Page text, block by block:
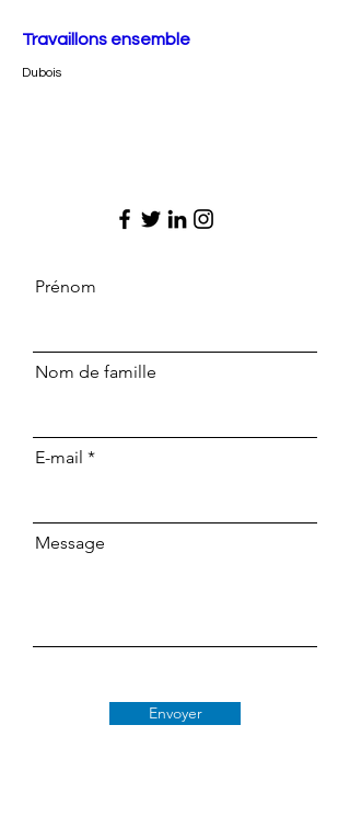
Travaillons ensemble
Dubois
Prénom
Nom de famille
E-mail
Message
Envoyer